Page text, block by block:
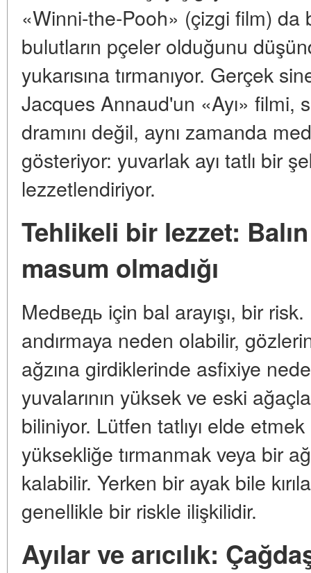
«Winni-the-Pooh» (çizgi film)
bulutların pçeler olduğunu
yukarısına tırmanıyor. Gerçek
Jacques Annaud'un «Ayı» filmi,
dramını değil, aynı zamanda
gösteriyor: yuvarlak ayı tatlı bir
lezzetlendiriyor.
Tehlikeli bir lezzet:
masum olmadığı
Medведь için bal arayışı, bir
andırmaya neden olabilir,
ağzına girdiklerinde asfixiye
yuvalarının yüksek ve eski
biliniyor. Lütfen tatlıyı elde
yüksekliğe tırmanmak veya bir
kalabilir. Yerken bir ayak bile
genellikle bir riskle ilişkilidir.
Ayılar ve arıcılık: